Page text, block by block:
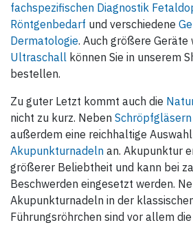
fachspezifischen Diagnostik
Röntgenbedarf und verschiedene
Dermatologie. Auch größere Geräte
Ultraschall können Sie in unserem
bestellen.
Zu guter Letzt kommt auch die
nicht zu kurz. Neben Schröpfgläsern
außerdem eine reichhaltige
Akupunkturnadeln an. Akupunktur
größerer Beliebtheit und kann bei
Beschwerden eingesetzt werden.
Akupunkturnadeln in der
Führungsröhrchen sind vor allem die